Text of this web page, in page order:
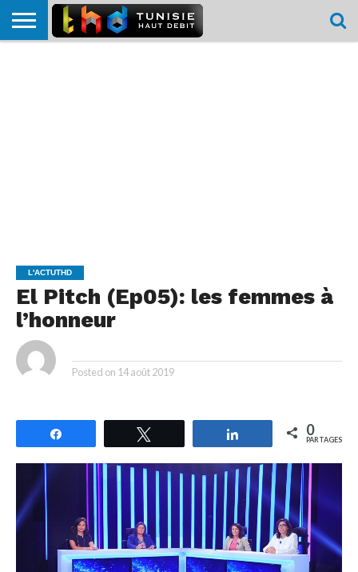
L'ACTUTHD
El Pitch (Ep05): les femmes à
l’honneur
Posted on 14 août 2019
Partagez 0
PARTAGES